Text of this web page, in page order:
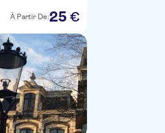
À Partir De:25 €